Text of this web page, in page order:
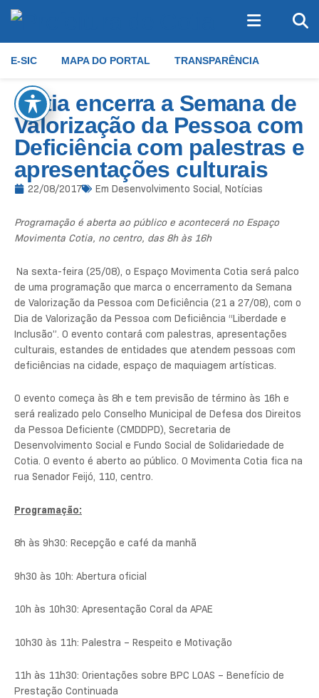
E-SIC MAPA DO PORTAL TRANSPARÊNCIA
Cotia encerra a Semana de
Valorização da Pessoa com
Deficiência com palestras e
apresentações culturais
22/08/2017 Em Desenvolvimento Social, Notícias
Programação é aberta ao público e acontecerá no Espaço
Movimenta Cotia, no centro, das 8h às 16h
Na sexta-feira (25/08), o Espaço Movimenta Cotia será palco
de uma programação que marca o encerramento da Semana
de Valorização da Pessoa com Deficiência (21 a 27/08), com o
Dia de Valorização da Pessoa com Deficiência “Liberdade e
Inclusão”. O evento contará com palestras, apresentações
culturais, estandes de entidades que atendem pessoas com
deficiências na cidade, espaço de maquiagem artísticas.
O evento começa às 8h e tem previsão de término às 16h e
será realizado pelo Conselho Municipal de Defesa dos Direitos
da Pessoa Deficiente (CMDDPD), Secretaria de
Desenvolvimento Social e Fundo Social de Solidariedade de
Cotia. O evento é aberto ao público. O Movimenta Cotia fica na
rua Senador Feijó, 110, centro.
Programação:
8h às 9h30: Recepção e café da manhã
9h30 às 10h: Abertura oficial
10h às 10h30: Apresentação Coral da APAE
10h30 às 11h: Palestra – Respeito e Motivação
11h às 11h30: Orientações sobre BPC LOAS – Benefício de
Prestação Continuada